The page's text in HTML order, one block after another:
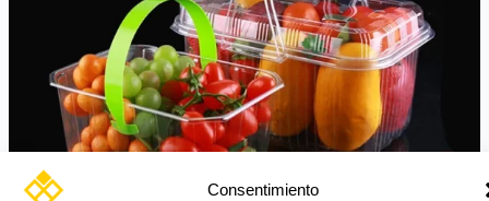
Consentimiento
alimentos